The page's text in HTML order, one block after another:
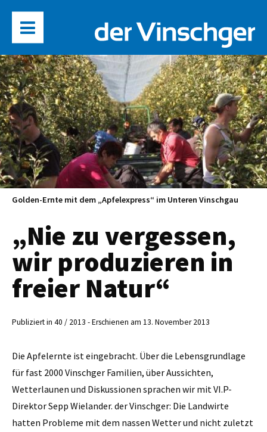
Golden-Ernte mit dem „Apfelexpress“ im Unteren Vinschgau
„Nie zu vergessen,
wir produzieren in
freier Natur“
Publiziert in 40 / 2013 - Erschienen am 13. November 2013
Die Apfelernte ist eingebracht. Über die Lebensgrundlage
für fast 2000 Vinschger Familien, über Aussichten,
Wetterlaunen und Diskussionen sprachen wir mit VI.P-
Direktor Sepp Wielander. der Vinschger: Die Landwirte
hatten Probleme mit dem nassen Wetter und nicht zuletzt